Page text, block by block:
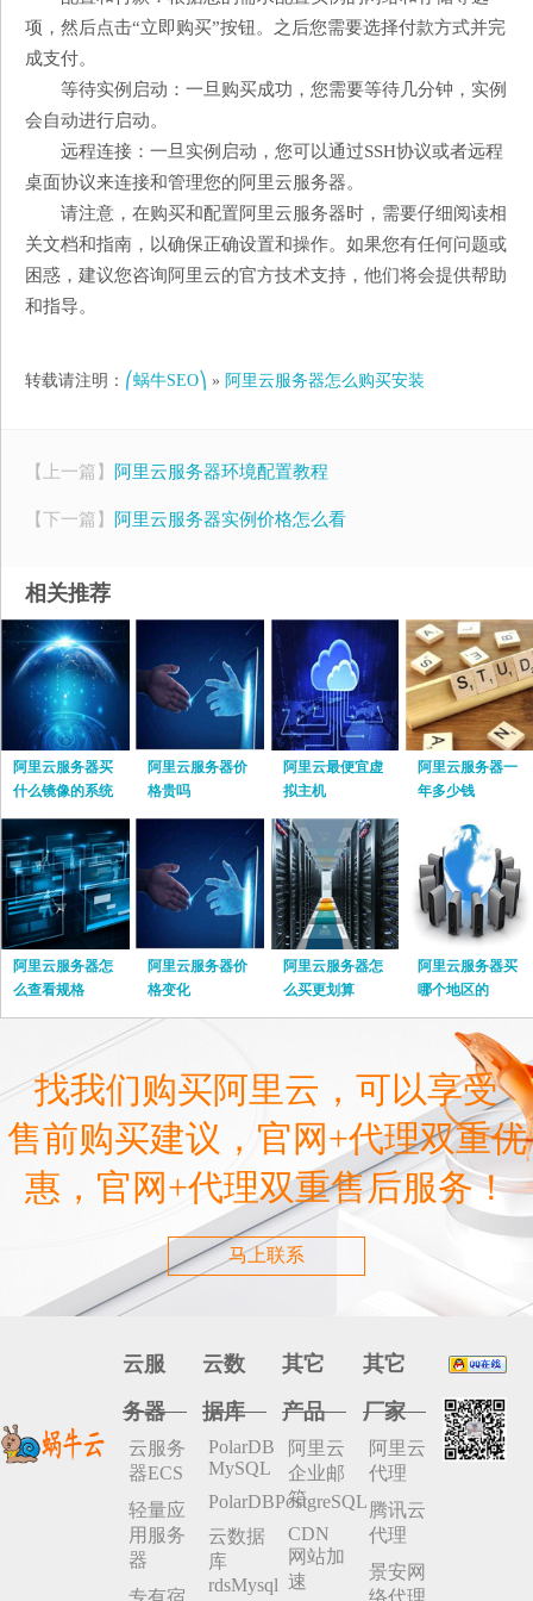
项，然后点击“立即购买”按钮。之后您需要选择付款方式并完
成支付。
等待实例启动：一旦购买成功，您需要等待几分钟，实例
会自动进行启动。
远程连接：一旦实例启动，您可以通过SSH协议或者远程
桌面协议来连接和管理您的阿里云服务器。
请注意，在购买和配置阿里云服务器时，需要仔细阅读相
关文档和指南，以确保正确设置和操作。如果您有任何问题或
困惑，建议您咨询阿里云的官方技术支持，他们将会提供帮助
和指导。
转载请注明： ⎛蜗牛SEO⎞ » 阿里云服务器怎么购买安装
【上一篇】 阿里云服务器环境配置教程
【下一篇】 阿里云服务器实例价格怎么看
相关推荐
阿里云服务器买
什么镜像的系统
阿里云服务器价
格贵吗
阿里云最便宜虚
拟主机
阿里云服务器一
年多少钱
阿里云服务器怎
么查看规格
阿里云服务器价
格变化
阿里云服务器怎
么买更划算
阿里云服务器买
哪个地区的
找我们购买阿里云，可以享受
售前购买建议，官网+代理双重优
惠，官网+代理双重售后服务！
马上联系
云服
务器
云服务
器ECS
轻量应
用服务
器
专有宿
云数
据库
PolarDB
MySQL
PolarDBPostgreSQL
云数据
库
rdsMysql
其它
产品
阿里云
企业邮
箱
CDN
网站加
速
其它
厂家
阿里云
代理
腾讯云
代理
景安网
络代理